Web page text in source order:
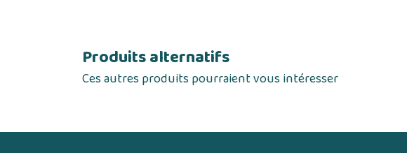
Produits alternatifs
Ces autres produits pourraient vous intéresser